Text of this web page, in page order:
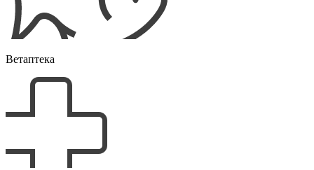
Ветаптека